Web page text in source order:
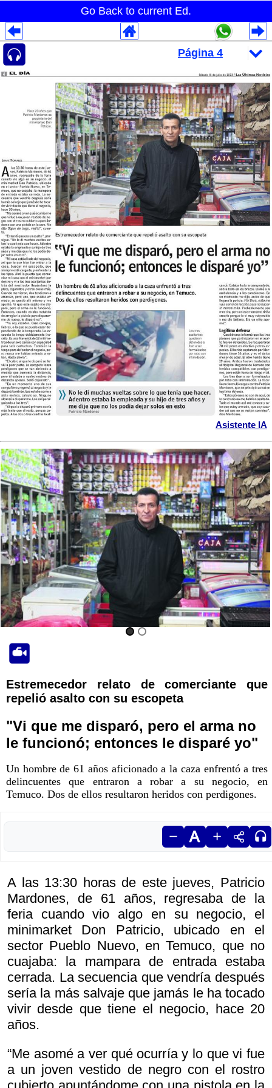
Go Back to current Ed.
Asistente IA
Estremecedor relato de comerciante que
repelió asalto con su escopeta
"Vi que me disparó, pero el arma no
le funcionó; entonces le disparé yo"
Un hombre de 61 años aficionado a la caza enfrentó a tres
delincuentes que entraron a robar a su negocio, en
Temuco. Dos de ellos resultaron heridos con perdigones.
A las 13:30 horas de este jueves, Patricio
Mardones, de 61 años, regresaba de la
feria cuando vio algo en su negocio, el
minimarket Don Patricio, ubicado en el
sector Pueblo Nuevo, en Temuco, que no
cuajaba: la mampara de entrada estaba
cerrada. La secuencia que vendría después
sería la más salvaje que jamás le ha tocado
vivir desde que tiene el negocio, hace 20
años.
“Me asomé a ver qué ocurría y lo que vi fue
a un joven vestido de negro con el rostro
Despliegues Analytics
Despliegues Totales
Despliegues por Rubros